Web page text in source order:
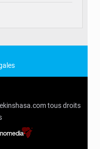
tous droits